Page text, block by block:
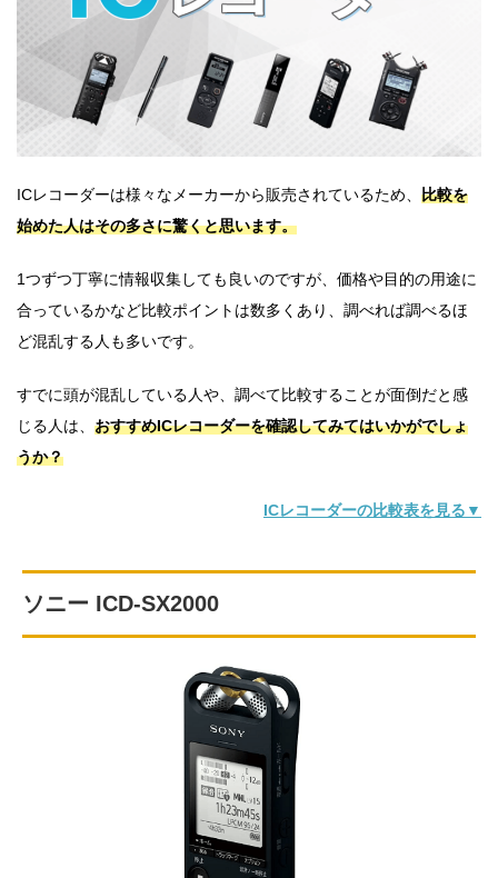
ICレコーダーは様々なメーカーから販売されているため、 比較を
始めた人はその多さに驚くと思います。
1つずつ丁寧に情報収集しても良いのですが、価格や目的の用途に
合っているかなど比較ポイントは数多くあり、調べれば調べるほ
ど混乱する人も多いです。
すでに頭が混乱している人や、調べて比較することが面倒だと感
じる人は、 おすすめICレコーダーを確認してみてはいかがでしょ
うか？
ICレコーダーの比較表を見る▼
ソニー ICD-SX2000